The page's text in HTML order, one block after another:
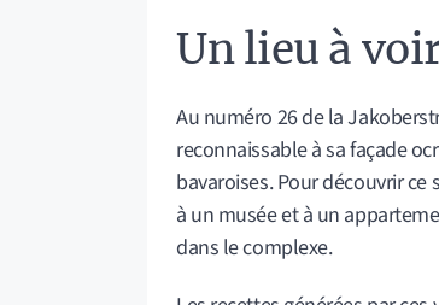
Un lieu à
Au numéro 26 de la
reconnaissable à sa façade
bavaroises. Pour découvrir
à un musée et à un
dans le complexe.